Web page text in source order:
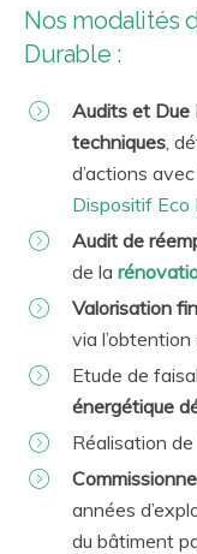
Nos modalités
Durable :
Audits et Due
techniques,
d’actions
Dispositif Eco
Audit de
de la
Valorisation
via l’obtention
Etude de
énergétique
Réalisation de
années
du bâtiment